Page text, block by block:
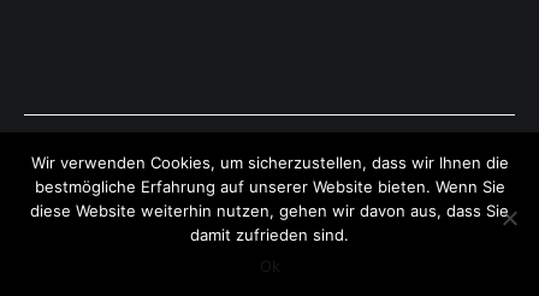
Copyright © 2026ExpressAntworten.com . All rights reserved.
Theme:Cenote by ThemeGrill. Powered byWordPress .
Wir verwenden Cookies, um sicherzustellen, dass wir Ihnen die
bestmögliche Erfahrung auf unserer Website bieten. Wenn Sie
diese Website weiterhin nutzen, gehen wir davon aus, dass Sie
damit zufrieden sind.
Ok